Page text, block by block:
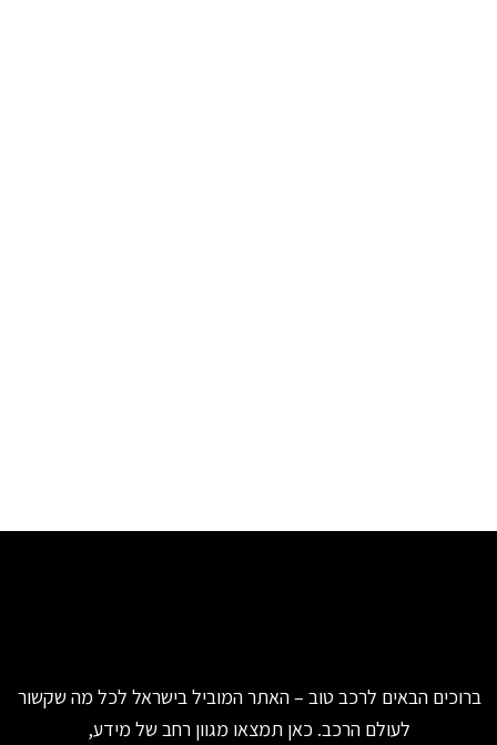
ברוכים הבאים לרכב טוב – האתר המוביל בישראל לכל מה שקשור
לעולם הרכב. כאן תמצאו מגוון רחב של מידע,